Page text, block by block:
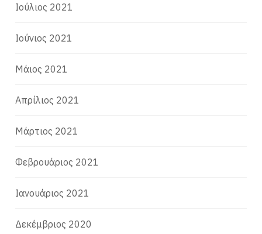
Ιούλιος 2021
Ιούνιος 2021
Μάιος 2021
Απρίλιος 2021
Μάρτιος 2021
Φεβρουάριος 2021
Ιανουάριος 2021
Δεκέμβριος 2020